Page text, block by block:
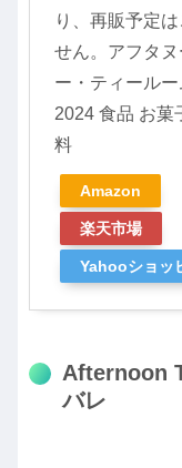
り、再販予定は
せん。アフタヌ
ー・ティール
2024 食品 お菓
料
Amazon
楽天市場
Yahooショッ
Afternoon
バレ